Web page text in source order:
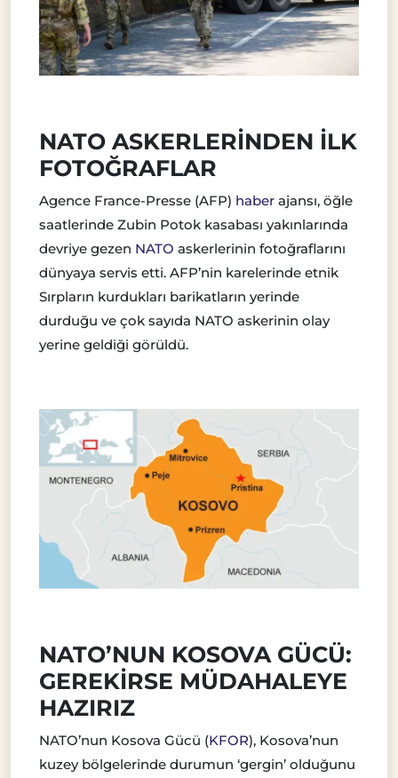
NATO ASKERLERİNDEN İLK
FOTOĞRAFLAR
Agence France-Presse (AFP) haber ajansı, öğle
saatlerinde Zubin Potok kasabası yakınlarında
devriye gezen NATO askerlerinin fotoğraflarını
dünyaya servis etti. AFP’nin karelerinde etnik
Sırpların kurdukları barikatların yerinde
durduğu ve çok sayıda NATO askerinin olay
yerine geldiği görüldü.
NATO’NUN KOSOVA GÜCÜ:
GEREKİRSE MÜDAHALEYE
HAZIRIZ
NATO’nun Kosova Gücü (KFOR), Kosova’nun
kuzey bölgelerinde durumun ‘gergin’ olduğunu